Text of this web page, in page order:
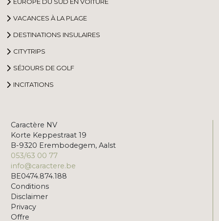
VACANCES À LA PLAGE
DESTINATIONS INSULAIRES
CITYTRIPS
SÉJOURS DE GOLF
INCITATIONS
Caractère NV
Korte Keppestraat 19
B-9320 Erembodegem, Aalst
053/63 00 77
info@caractere.be
BE0474.874.188
Conditions
Disclaimer
Privacy
Offre